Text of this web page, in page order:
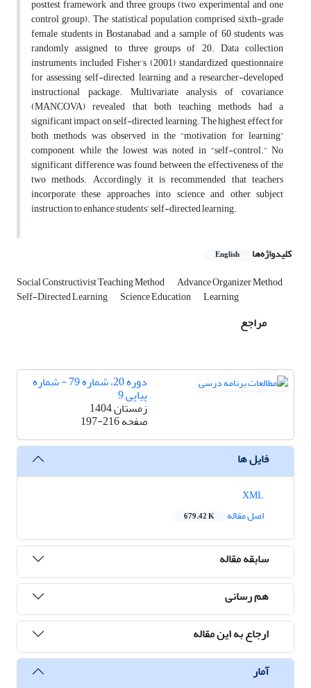
posttest framework and three groups (two experimental and one
control group). The statistical population comprised sixth-grade
female students in Bostanabad, and a sample of 60 students was
randomly assigned to three groups of 20. Data collection
instruments included Fisher’s (2001) standardized questionnaire
for assessing self-directed learning and a researcher-developed
instructional package. Multivariate analysis of covariance
(MANCOVA) revealed that both teaching methods had a
significant impact on self-directed learning. The highest effect for
both methods was observed in the “motivation for learning”
component, while the lowest was noted in “self-control.” No
significant difference was found between the effectiveness of the
two methods. Accordingly, it is recommended that teachers
incorporate these approaches into science and other subject
instruction to enhance students’ self-directed learning.
کلیدواژه‌ها English
Social Constructivist Teaching Method Advance Organizer Method
Self-Directed Learning Science Education Learning
مراجع
دوره 20، شماره 79 - شماره
پیاپی 9
زمستان 1404
صفحه197-216
فایل ها
اصل مقاله
679.42 K
سابقه مقاله
هم رسانی
ارجاع به این مقاله
آمار